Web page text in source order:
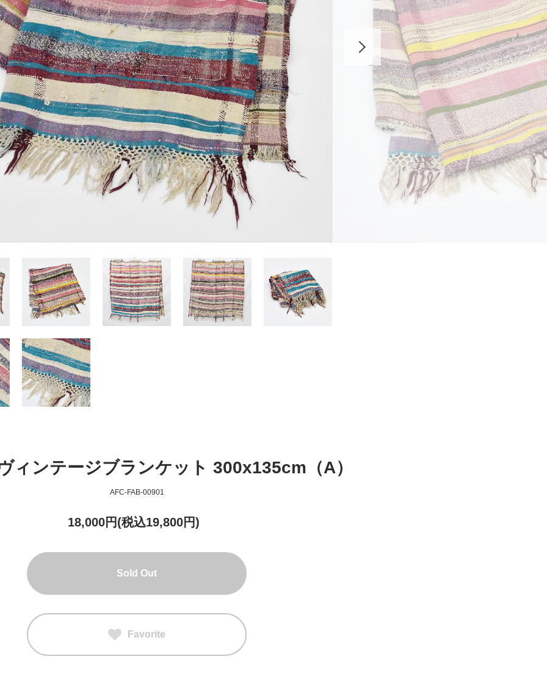
ィンテージブランケット 300x135cm（A）
AFC-FAB-00901
18,000円(税込19,800円)
Sold Out
Favorite